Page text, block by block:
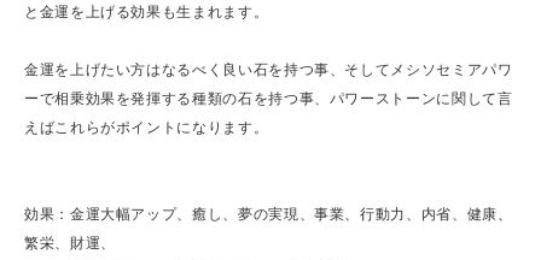
と金運を上げる効果も生まれます。
金運を上げたい方はなるべく良い石を持つ事、そしてメシソセミアパワ
ーで相乗効果を発揮する種類の石を持つ事、パワーストーンに関して言
えばこれらがポイントになります。
効果：金運大幅アップ、癒し、夢の実現、事業、行動力、内省、健康、
繁栄、財運、